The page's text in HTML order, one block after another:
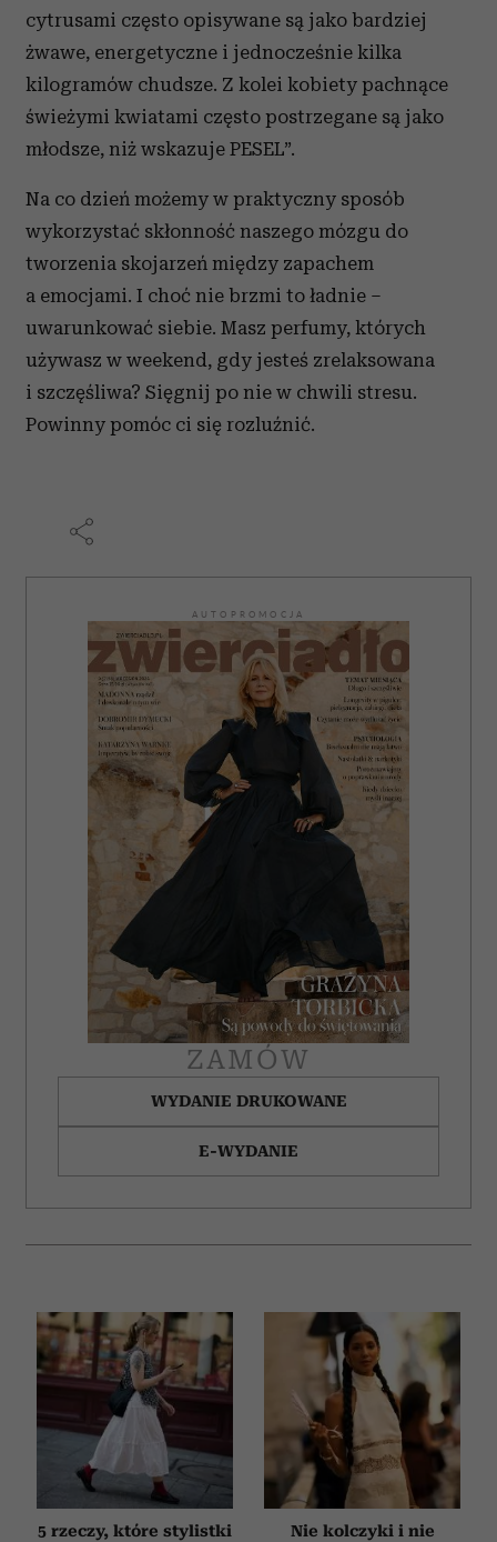
cytrusami często opisywane są jako bardziej
żwawe, energetyczne i jednocześnie kilka
kilogramów chudsze. Z kolei kobiety pachnące
świeżymi kwiatami często postrzegane są jako
młodsze, niż wskazuje PESEL”.
Na co dzień możemy w praktyczny sposób
wykorzystać skłonność naszego mózgu do
tworzenia skojarzeń między zapachem
a emocjami. I choć nie brzmi to ładnie –
uwarunkować siebie. Masz perfumy, których
używasz w weekend, gdy jesteś zrelaksowana
i szczęśliwa? Sięgnij po nie w chwili stresu.
Powinny pomóc ci się rozluźnić.
AUTOPROMOCJA
ZAMÓW
WYDANIE DRUKOWANE
E-WYDANIE
5 rzeczy, które stylistki
Nie kolczyki i nie